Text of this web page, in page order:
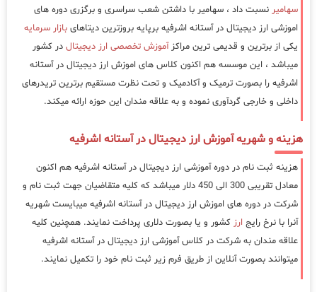
سهامیر نسبت داد ، سهامیر با داشتن شعب سراسری و برگزری دوره های
اموزشی ارز دیجیتال در آستانه اشرفیه برپایه بروزترین دیتاهای بازار سرمایه
یکی از برترین و قدیمی ترین مراکزآموزش تخصصی ارز دیجیتال در کشور
میباشد ، این موسسه هم اکنون کلاس های اموزش ارز دیجیتال در آستانه
اشرفیه را بصورت ترمیک و آکادمیک و تحت نظرت مستقیم برترین تریدرهای
داخلی و خارجی گردآوری نموده و به علاقه مندان این حوزه ارائه میکند.
هزینه و شهریه آموزش ارز دیجیتال در آستانه اشرفیه
هزینه ثبت نام در دوره آموزشی ارز دیجیتال در آستانه اشرفیه هم اکنون
معادل تقریبی 300 الی 450 دلار میباشد که کلیه متقاضیان جهت ثبت نام و
شرکت در دوره های اموزش ارز دیجیتال در آستانه اشرفیه میبایست شهریه
آنرا با نرخ رایج ارز کشور و یا بصورت دلاری پرداخت نمایند. همچنین کلیه
علاقه مندان به شرکت در کلاس آموزشی ارز دیجیتال در آستانه اشرفیه
میتوانند بصورت آنلاین از طریق فرم زیر ثبت نام خود را تکمیل نمایند.